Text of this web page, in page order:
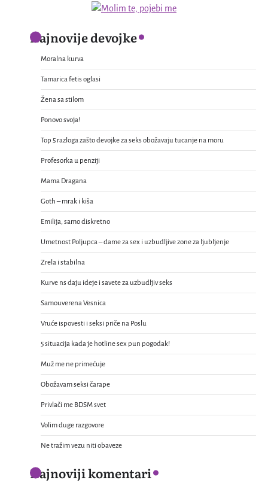
Najnovije devojke
Moralna kurva
Tamarica fetis oglasi
Žena sa stilom
Ponovo svoja!
Top 5 razloga zašto devojke za seks obožavaju tucanje na moru
Profesorka u penziji
Mama Dragana
Goth – mrak i kiša
Emilija, samo diskretno
Umetnost Poljupca – dame za sex i uzbudljive zone za ljubljenje
Zrela i stabilna
Kurve ns daju ideje i savete za uzbudljiv seks
Samouverena Vesnica
Vruće ispovesti i seksi priče na Poslu
5 situacija kada je hotline sex pun pogodak!
Muž me ne primećuje
Obožavam seksi čarape
Privlači me BDSM svet
Volim duge razgovore
Ne tražim vezu niti obaveze
Najnoviji komentari